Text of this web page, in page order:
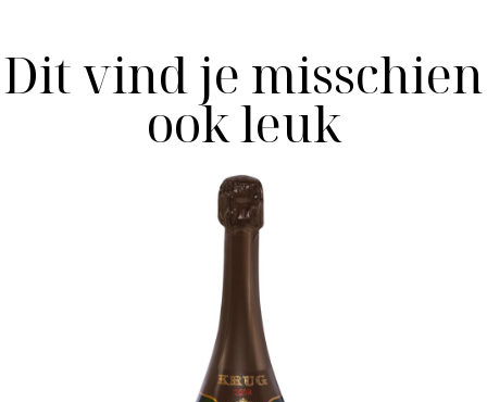
Dit vind je misschien
ook leuk